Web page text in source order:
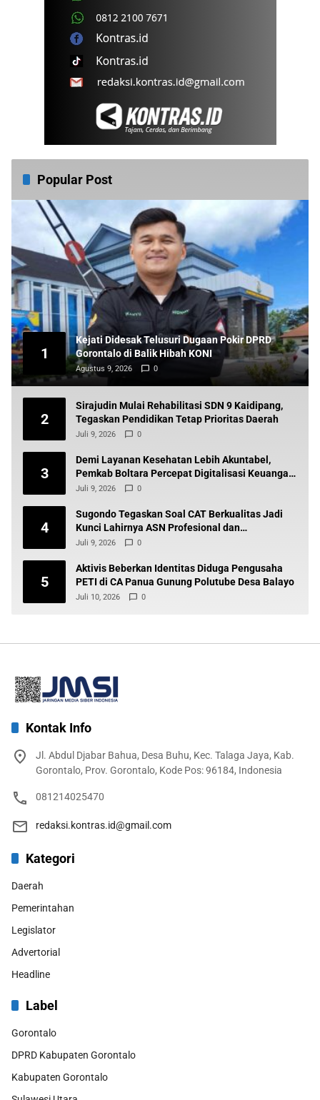
Popular Post
1
Kejati Didesak Telusuri Dugaan Pokir DPRD
Gorontalo di Balik Hibah KONI
Agustus 9, 2026 0
2
Sirajudin Mulai Rehabilitasi SDN 9 Kaidipang,
Tegaskan Pendidikan Tetap Prioritas Daerah
Juli 9, 2026 0
3
Demi Layanan Kesehatan Lebih Akuntabel,
Pemkab Boltara Percepat Digitalisasi Keuangan
BLUD
Juli 9, 2026 0
4
Sugondo Tegaskan Soal CAT Berkualitas Jadi
Kunci Lahirnya ASN Profesional dan
Berintegritas
Juli 9, 2026 0
5
Aktivis Beberkan Identitas Diduga Pengusaha
PETI di CA Panua Gunung Polutube Desa Balayo
Juli 10, 2026 0
Kontak Info
Jl. Abdul Djabar Bahua, Desa Buhu, Kec. Talaga Jaya, Kab.
Gorontalo, Prov. Gorontalo, Kode Pos: 96184, Indonesia
081214025470
redaksi.kontras.id@gmail.com
Kategori
Daerah
Pemerintahan
Legislator
Advertorial
Headline
Label
Gorontalo
DPRD Kabupaten Gorontalo
Kabupaten Gorontalo